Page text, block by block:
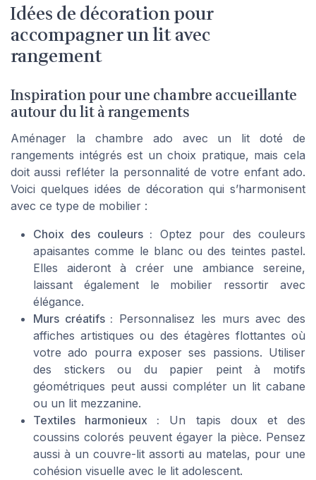
Idées de décoration pour
accompagner un lit avec
rangement
Inspiration pour une chambre accueillante
autour du lit à rangements
Aménager la chambre ado avec un lit doté de
rangements intégrés est un choix pratique, mais cela
doit aussi refléter la personnalité de votre enfant ado.
Voici quelques idées de décoration qui s’harmonisent
avec ce type de mobilier :
Choix des couleurs : Optez pour des couleurs
apaisantes comme le blanc ou des teintes pastel.
Elles aideront à créer une ambiance sereine,
laissant également le mobilier ressortir avec
élégance.
Murs créatifs : Personnalisez les murs avec des
affiches artistiques ou des étagères flottantes où
votre ado pourra exposer ses passions. Utiliser
des stickers ou du papier peint à motifs
géométriques peut aussi compléter un lit cabane
ou un lit mezzanine.
Textiles harmonieux : Un tapis doux et des
coussins colorés peuvent égayer la pièce. Pensez
aussi à un couvre-lit assorti au matelas, pour une
cohésion visuelle avec le lit adolescent.